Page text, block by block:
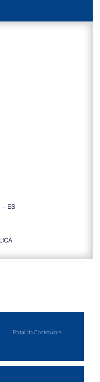
– ES
Portal do Contribuinte